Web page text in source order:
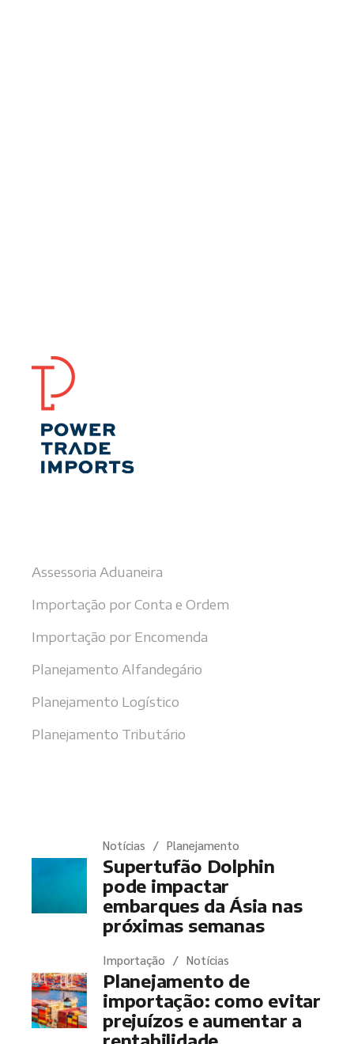
Assessoria Aduaneira
Importação por Conta e Ordem
Importação por Encomenda
Planejamento Alfandegário
Planejamento Logístico
Planejamento Tributário
Notícias Planejamento
Supertufão Dolphin
pode impactar
embarques da Ásia nas
próximas semanas
Importação Notícias
Planejamento de
importação: como evitar
prejuízos e aumentar a